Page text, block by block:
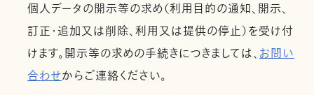
個人データの開示等の求め（利用目的の通知、開示、
訂正・追加又は削除、利用又は提供の停止）を受け付
けます。開示等の求めの手続きにつきましては、お問い
合わせからご連絡ください。